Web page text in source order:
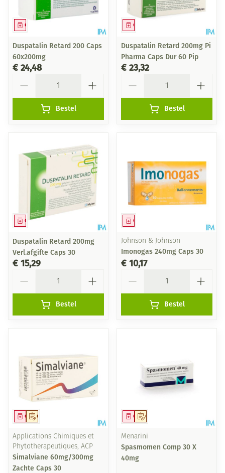
Geneesmiddel
Duspatalin Retard 200 Caps
60x200mg
€ 24,48
Bestel
Geneesmiddel
Duspatalin Retard 200mg Pi
Pharma Caps Dur 60 Pip
€ 23,32
Bestel
Geneesmiddel
Duspatalin Retard 200mg
Verl.afgifte Caps 30
€ 15,29
Bestel
Geneesmiddel
Johnson & Johnson
Imonogas 240mg Caps 30
€ 10,17
Bestel
Op voorschrift
Geneesmiddel
Applications Chimiques et
Phytotherapeutiques, ACP
Simalviane 60mg/300mg
Zachte Caps 30
Op voorschrift
Geneesmiddel
Menarini
Spasmomen Comp 30 X
40mg